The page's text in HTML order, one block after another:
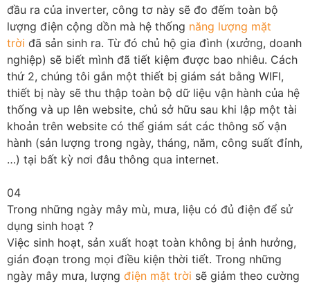
đầu ra của inverter, công tơ này sẽ đo đếm toàn bộ
lượng điện cộng dồn mà hệ thống năng lượng mặt
trời đã sản sinh ra. Từ đó chủ hộ gia đình (xưởng, doanh
nghiệp) sẽ biết mình đã tiết kiệm được bao nhiêu. Cách
thứ 2, chúng tôi gắn một thiết bị giám sát bằng WIFI,
thiết bị này sẽ thu thập toàn bộ dữ liệu vận hành của hệ
thống và up lên website, chủ sở hữu sau khi lập một tài
khoản trên website có thể giám sát các thông số vận
hành (sản lượng trong ngày, tháng, năm, công suất đỉnh,
…) tại bất kỳ nơi đâu thông qua internet.
04
Trong những ngày mây mù, mưa, liệu có đủ điện để sử
dụng sinh hoạt ?
Việc sinh hoạt, sản xuất hoạt toàn không bị ảnh hưởng,
gián đoạn trong mọi điều kiện thời tiết. Trong những
ngày mây mưa, lượng điện mặt trời sẽ giảm theo cường